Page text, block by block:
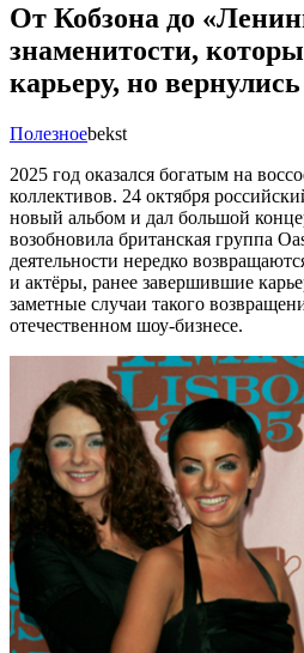
От Кобзона до
знаменитости,
карьеру, но
Полезноеbekst
2025 год оказался богатым на
коллективов. 24 октября
новый альбом и дал большой
возобновила британская группа
деятельности нередко
и актёры, ранее завершившие
заметные случаи такого
отечественном шоу-бизнесе.